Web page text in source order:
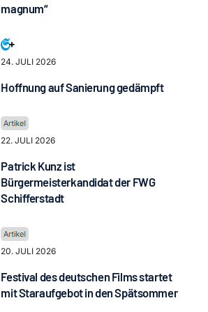
magnum“
24. JULI 2026
Hoffnung auf Sanierung gedämpft
22. JULI 2026
Patrick Kunz ist
Bürgermeisterkandidat der FWG
Schifferstadt
20. JULI 2026
Festival des deutschen Films startet
mit Staraufgebot in den Spätsommer